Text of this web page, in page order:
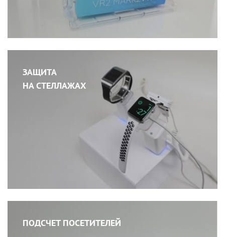
ЗАЩИТА
НА СТЕЛЛАЖАХ
ПОДСЧЕТ ПОСЕТИТЕЛЕЙ